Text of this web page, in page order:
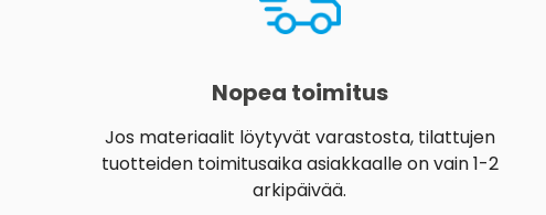
Nopea toimitus
Jos materiaalit löytyvät varastosta, tilattujen
tuotteiden toimitusaika asiakkaalle on vain 1-2
arkipäivää.